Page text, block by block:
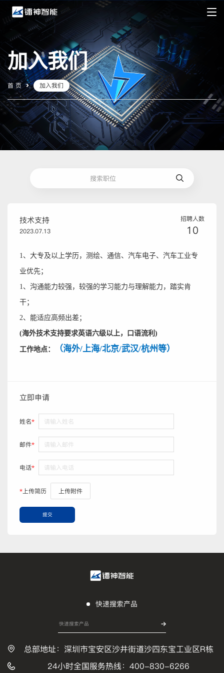
加入我们
首 页 加入我们
技术支持
2023.07.13
招聘人数
10
1、大专及以上学历，测绘、通信、汽车电子、汽车工业专
业优先；
1、 沟通能力较强，较强的学习能力与理解能力，踏实肯
干；
2、 能适应高频出差；
(海外技术支持要求英语六级以上，口语流利 )
工作地点： （海外/上海/北京/武汉/杭州等）
立即申请
姓名*
邮件*
电话*
* 上传简历 上传附件
提交
快速搜索产品
总部地址：深圳市宝安区沙井街道沙四东宝工业区R栋
24小时全国服务热线：400-830-6266